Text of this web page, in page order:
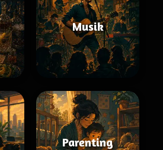
Musik
Parenting